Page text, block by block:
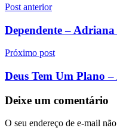
Navegação
de
Post
Post anterior
Dependente –
Próximo post
Deus Tem Um Plano
Deixe um comentário
O seu endereço de e-mail